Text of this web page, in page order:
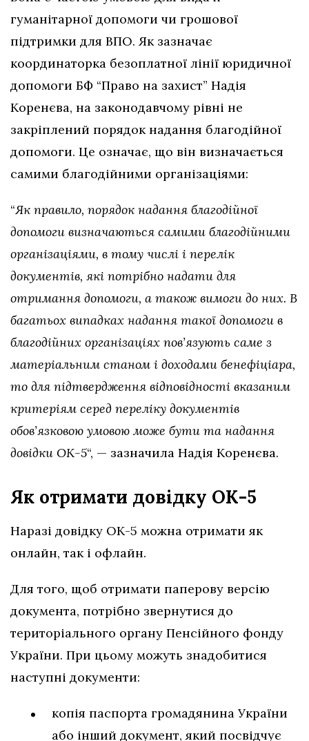
гуманітарної допомоги чи грошової
підтримки для ВПО. Як зазначає
координаторка безоплатної лінії юридичної
допомоги БФ “Право на захист” Надія
Коренєва, на законодавчому рівні не
закріплений порядок надання благодійної
допомоги. Це означає, що він визначається
самими благодійними організаціями:
“Як правило, порядок надання благодійної
допомоги визначаються самими благодійними
організаціями, в тому числі і перелік
документів, які потрібно надати для
отримання допомоги, а також вимоги до них. В
багатьох випадках надання такої допомоги в
благодійних організаціях пов’язують саме з
матеріальним станом і доходами бенефіціара,
то для підтвердження відповідності вказаним
критеріям серед переліку документів
обов’язковою умовою може бути та надання
довідки ОК-5“, — зазначила Надія Коренєва.
Як отримати довідку ОК-5
Наразі довідку ОК-5 можна отримати як
онлайн, так і офлайн.
Для того, щоб отримати паперову версію
документа, потрібно звернутися до
територіального органу Пенсійного фонду
України. При цьому можуть знадобитися
наступні документи:
копія паспорта громадянина України
або інший документ, який посвідчує